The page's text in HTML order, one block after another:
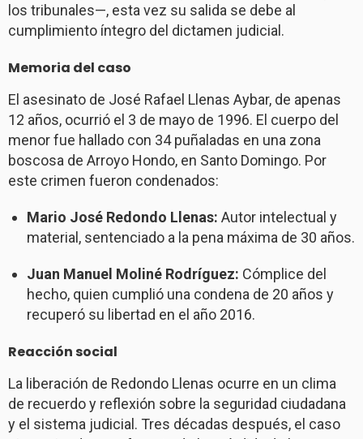
los tribunales—, esta vez su salida se debe al
cumplimiento íntegro del dictamen judicial.
Memoria del caso
El asesinato de José Rafael Llenas Aybar, de apenas
12 años, ocurrió el 3 de mayo de 1996. El cuerpo del
menor fue hallado con 34 puñaladas en una zona
boscosa de Arroyo Hondo, en Santo Domingo. Por
este crimen fueron condenados:
Mario José Redondo Llenas: Autor intelectual y
material, sentenciado a la pena máxima de 30 años.
Juan Manuel Moliné Rodríguez: Cómplice del
hecho, quien cumplió una condena de 20 años y
recuperó su libertad en el año 2016.
Reacción social
La liberación de Redondo Llenas ocurre en un clima
de recuerdo y reflexión sobre la seguridad ciudadana
y el sistema judicial. Tres décadas después, el caso